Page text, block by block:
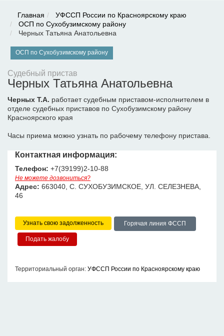
Главная
УФССП России по Красноярскому краю
ОСП по Сухобузимскому району
Черных Татьяна Анатольевна
ОСП по Сухобузимскому району
Судебный пристав
Черных Татьяна Анатольевна
Черных Т.А. работает судебным приставом-исполнителем в
отделе судебных приставов по Сухобузимскому району
Красноярского края
Часы приема можно узнать по рабочему телефону пристава.
Контактная информация:
Телефон: +7(39199)2-10-88
Не можете дозвониться?
Адрес: 663040, С. СУХОБУЗИМСКОЕ, УЛ. СЕЛЕЗНЕВА,
46
Узнать свою задолженность Горячая линия ФССП
Территориальный орган: УФССП России по Красноярскому краю